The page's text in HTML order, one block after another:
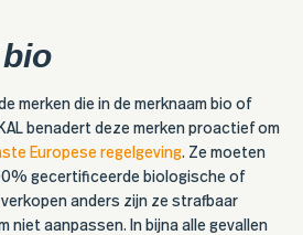
merken die in de merknaam bio of
benadert deze merken proactief om
Europese regelgeving. Ze moeten
gecertificeerde biologische of
anders zijn ze strafbaar
niet aanpassen. In bijna alle gevallen